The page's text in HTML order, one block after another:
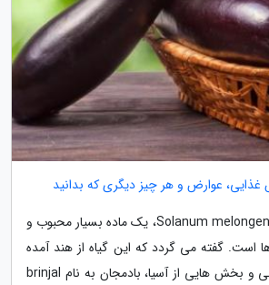
عوارض و هر چیز دیگری که بدانید
بادمجان با نام علمی Solanum melongena، یک ماده بسیار محبوب و
است. گفته می گردد که این گیاه از هند آمده
است. در آفریقای جنوبی و بخش هایی از آسیا، بادمجان به نام brinjal